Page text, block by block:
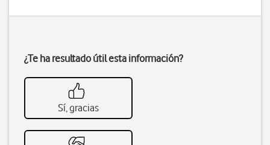
¿Te ha resultado útil esta información?
Sí, gracias